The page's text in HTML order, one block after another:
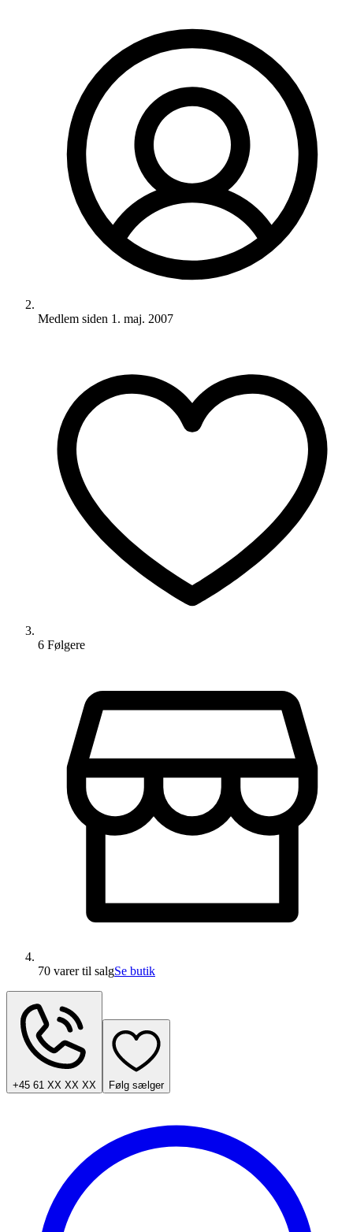
Medlem siden 1. maj. 2007
6 Følgere
70 varertil salgSe butik
+45 61 XX XX XX Følg sælger